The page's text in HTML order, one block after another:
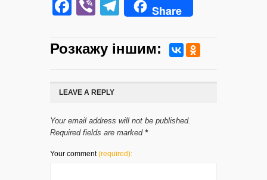
Facebook
ViberTelegram
Share
Розкажу iншим:
LEAVE A REPLY
Your email address will not be published.
Required fields are marked *
Your comment(required):